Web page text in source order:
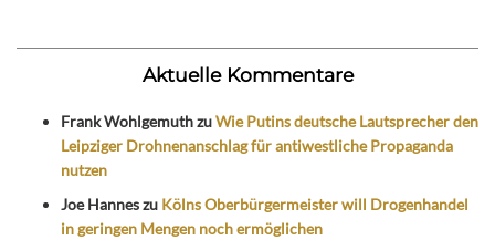
Aktuelle Kommentare
Frank WohlgemuthzuWie Putins deutsche Lautsprecher den
Leipziger Drohnenanschlag für antiwestliche Propaganda
nutzen
Joe Hanneszu Kölns Oberbürgermeister will Drogenhandel
in geringen Mengen noch ermöglichen